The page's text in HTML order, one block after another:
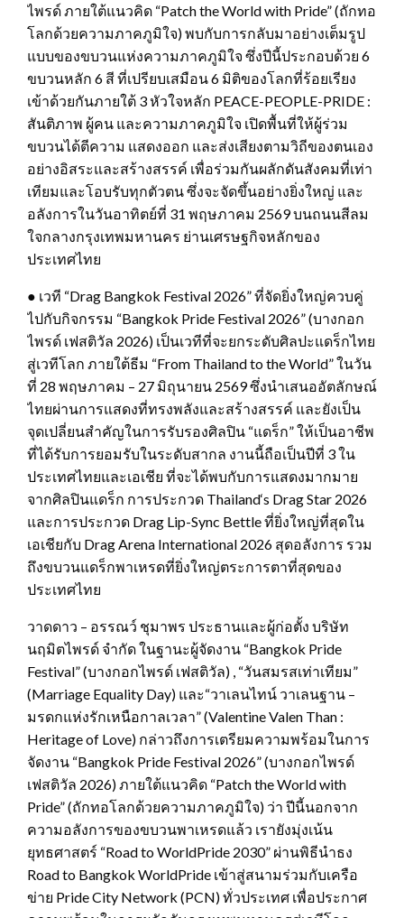
ไพรด์ ภายใต้แนวคิด “Patch the World with Pride” (ถักทอ
โลกด้วยความภาคภูมิใจ) พบกับการกลับมาอย่างเต็มรูป
แบบของขบวนแห่งความภาคภูมิใจ ซึ่งปีนี้ประกอบด้วย 6
ขบวนหลัก 6 สี ที่เปรียบเสมือน 6 มิติของโลกที่ร้อยเรียง
เข้าด้วยกันภายใต้ 3 หัวใจหลัก PEACE-PEOPLE-PRIDE :
สันติภาพ ผู้คน และความภาคภูมิใจ เปิดพื้นที่ให้ผู้ร่วม
ขบวนได้ตีความ แสดงออก และส่งเสียงตามวิถีของตนเอง
อย่างอิสระและสร้างสรรค์ เพื่อร่วมกันผลักดันสังคมที่เท่า
เทียมและโอบรับทุกตัวตน ซึ่งจะจัดขึ้นอย่างยิ่งใหญ่ และ
อลังการในวันอาทิตย์ที่ 31 พฤษภาคม 2569 บนถนนสีลม
ใจกลางกรุงเทพมหานคร ย่านเศรษฐกิจหลักของ
ประเทศไทย
● เวที “Drag Bangkok Festival 2026” ที่จัดยิ่งใหญ่ควบคู่
ไปกับกิจกรรม “Bangkok Pride Festival 2026” (บางกอก
ไพรด์ เฟสติวัล 2026) เป็นเวทีที่จะยกระดับศิลปะแดร็กไทย
สู่เวทีโลก ภายใต้ธีม “From Thailand to the World” ในวัน
ที่ 28 พฤษภาคม – 27 มิถุนายน 2569 ซึ่งนำเสนออัตลักษณ์
ไทยผ่านการแสดงที่ทรงพลังและสร้างสรรค์ และยังเป็น
จุดเปลี่ยนสำคัญในการรับรองศิลปิน “แดร็ก” ให้เป็นอาชีพ
ที่ได้รับการยอมรับในระดับสากล งานนี้ถือเป็นปีที่ 3 ใน
ประเทศไทยและเอเชีย ที่จะได้พบกับการแสดงมากมาย
จากศิลปินแดร็ก การประกวด Thailand‘s Drag Star 2026
และการประกวด Drag Lip-Sync Bettle ที่ยิ่งใหญ่ที่สุดใน
เอเชียกับ Drag Arena International 2026 สุดอลังการ รวม
ถึงขบวนแดร็กพาเหรดที่ยิ่งใหญ่ตระการตาที่สุดของ
ประเทศไทย
วาดดาว – อรรณว์ ชุมาพร ประธานและผู้ก่อตั้ง บริษัท
นฤมิตไพรด์ จำกัด ในฐานะผู้จัดงาน “Bangkok Pride
Festival” (บางกอกไพรด์ เฟสติวัล) , “วันสมรสเท่าเทียม”
(Marriage Equality Day) และ“วาเลนไทน์ วาเลนฐาน –
มรดกแห่งรักเหนือกาลเวลา” (Valentine Valen Than :
Heritage of Love) กล่าวถึงการเตรียมความพร้อมในการ
จัดงาน “Bangkok Pride Festival 2026” (บางกอกไพรด์
เฟสติวัล 2026) ภายใต้แนวคิด “Patch the World with
Pride” (ถักทอโลกด้วยความภาคภูมิใจ) ว่า ปีนี้นอกจาก
ความอลังการของขบวนพาเหรดแล้ว เรายังมุ่งเน้น
ยุทธศาสตร์ “Road to WorldPride 2030” ผ่านพิธีนำธง
Road to Bangkok WorldPride เข้าสู่สนามร่วมกับเครือ
ข่าย Pride City Network (PCN) ทั่วประเทศ เพื่อประกาศ